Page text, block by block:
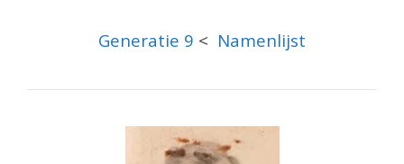
Generatie 9 < Namenlijst